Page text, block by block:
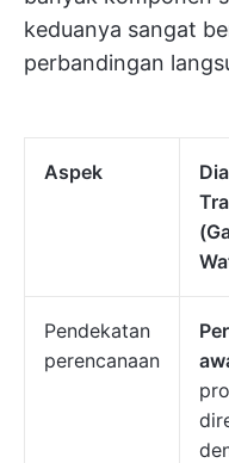
keduanya sangat
perbandingan
Aspek
Pendekatan
perencanaan